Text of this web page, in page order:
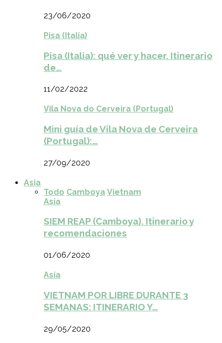
23/06/2020
Pisa (Italia)
Pisa (Italia): qué ver y hacer. Itinerario
de…
11/02/2022
Vila Nova do Cerveira (Portugal)
Mini guía de Vila Nova de Cerveira
(Portugal):…
27/09/2020
Asia
Todo Camboya Vietnam
Asia
SIEM REAP (Camboya). Itinerario y
recomendaciones
01/06/2020
Asia
VIETNAM POR LIBRE DURANTE 3
SEMANAS: ITINERARIO Y…
29/05/2020